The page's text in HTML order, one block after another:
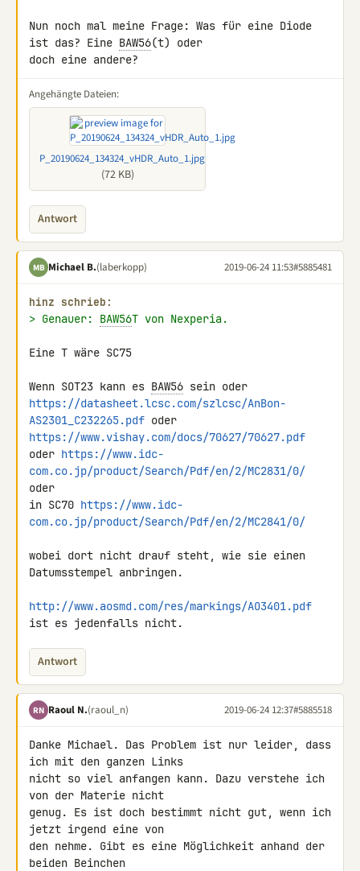
Nun noch mal meine Frage: Was für eine Diode
ist das? Eine BAW56(t) oder
doch eine andere?
Angehängte Dateien:
P_20190624_134324_vHDR_Auto_1.jpg
(72 KB)
Antwort
MB Michael B.(laberkopp) 2019-06-24 11:53#5885481
hinz schrieb:
> Genauer: BAW56T von Nexperia.
Eine T wäre SC75
Wenn SOT23 kann es BAW56
https://datasheet.lcsc.com/szlcsc/AnBon-
AS2301_C232265.pdf
https://www.vishay.com/docs/70627/70627.pdf
oder https://www.idc-
com.co.jp/product/Search/Pdf/en/2/MC2831/0/
oder
in SC70 https://www.idc-
com.co.jp/product/Search/Pdf/en/2/MC2841/0/
wobei dort nicht drauf steht, wie sie einen
Datumsstempel anbringen.
http://www.aosmd.com/res/markings/AO3401.pdf
ist es jedenfalls nicht.
Antwort
RN Raoul N.(raoul_n) 2019-06-24 12:37#5885518
Danke Michael. Das Problem ist nur leider, dass
ich mit den ganzen Links
nicht so viel anfangen kann. Dazu verstehe ich
von der Materie nicht
genug. Es ist doch bestimmt nicht gut, wenn ich
jetzt irgend eine von
den nehme. Gibt es eine Möglichkeit anhand der
beiden Beinchen